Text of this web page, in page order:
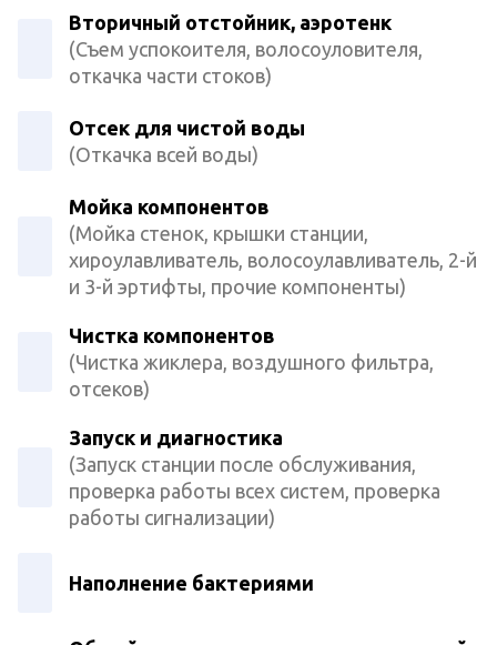
Вторичный отстойник, аэротенк
(Съем успокоителя, волосоуловителя,
откачка части стоков)
Отсек для чистой воды
(Откачка всей воды)
Мойка компонентов
(Мойка стенок, крышки станции,
хироулавливатель, волосоулавливатель, 2-й
и 3-й эртифты, прочие компоненты)
Чистка компонентов
(Чистка жиклера, воздушного фильтра,
отсеков)
Запуск и диагностика
(Запуск станции после обслуживания,
проверка работы всех систем, проверка
работы сигнализации)
Наполнение бактериями